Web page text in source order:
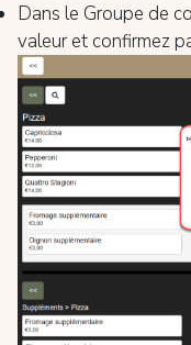
Dans le Groupe de
valeur et confirmez